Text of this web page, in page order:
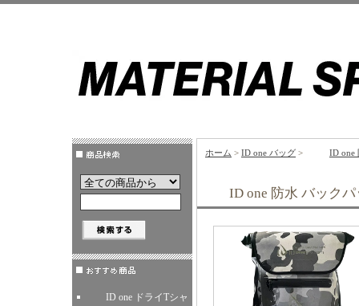
ID one ドライTシャ
ホーム > ID one バッグ > ID one
ID one 防水 バック